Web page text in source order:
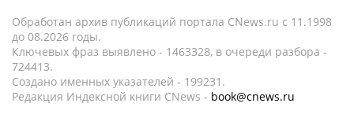
Обработан архив публикаций портала CNews.ru c 11.1998
до 08.2026 годы.
Ключевых фраз выявлено - 1463328, в очереди разбора -
724413.
Создано именных указателей - 199231.
Редакция Индексной книги CNews - book@cnews.ru